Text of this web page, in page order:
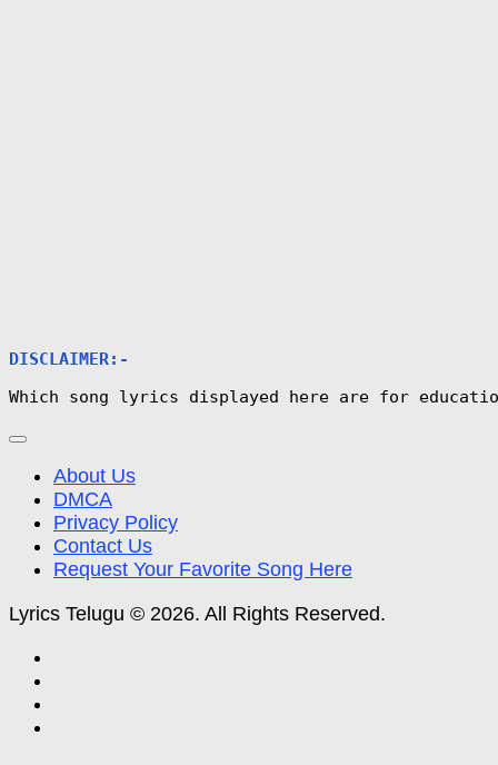
DISCLAIMER:-
Which song lyrics displayed here are for
About Us
DMCA
Privacy Policy
Contact Us
Request Your Favorite Song Here
Lyrics Telugu © 2026. All Rights Reserved.